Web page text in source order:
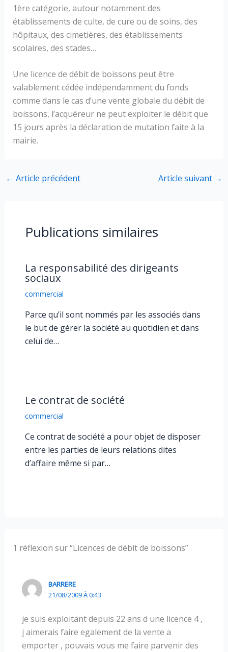
1ère catégorie, autour notamment des
établissements de culte, de cure ou de soins, des
hôpitaux, des cimetières, des établissements
scolaires, des stades…
Une licence de débit de boissons peut être
valablement cédée indépendamment du fonds
comme dans le cas d’une vente globale du débit de
boissons, l’acquéreur ne peut exploiter le débit que
15 jours après la déclaration de mutation faite à la
mairie.
← Article précédent Article suivant →
Publications similaires
La responsabilité des dirigeants
sociaux
commercial
Parce qu’il sont nommés par les associés dans
le but de gérer la société au quotidien et dans
celui de…
Le contrat de société
commercial
Ce contrat de société a pour objet de disposer
entre les parties de leurs relations dites
d’affaire même si par…
1 réflexion sur “Licences de débit de boissons”
BARRERE
21/08/2009 À 0:43
je suis exploitant depuis 22 ans d une licence 4 ,
j aimerais faire egalement de la vente a
emporter , pouvais vous me faire parvenir des